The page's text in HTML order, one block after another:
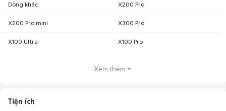
Dòng khác X200 Pro
X200 Pro mini X300 Pro
X100 Ultra X100 Pro
Xem thêm
Tiện ích